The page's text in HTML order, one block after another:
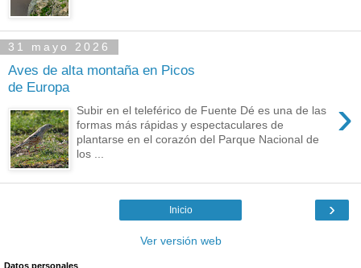
31 mayo 2026
Aves de alta montaña en Picos
de Europa
›
Subir en el teleférico de Fuente Dé es una de las
formas más rápidas y espectaculares de
plantarse en el corazón del Parque Nacional de
los ...
›
Inicio
Ver versión web
Datos personales